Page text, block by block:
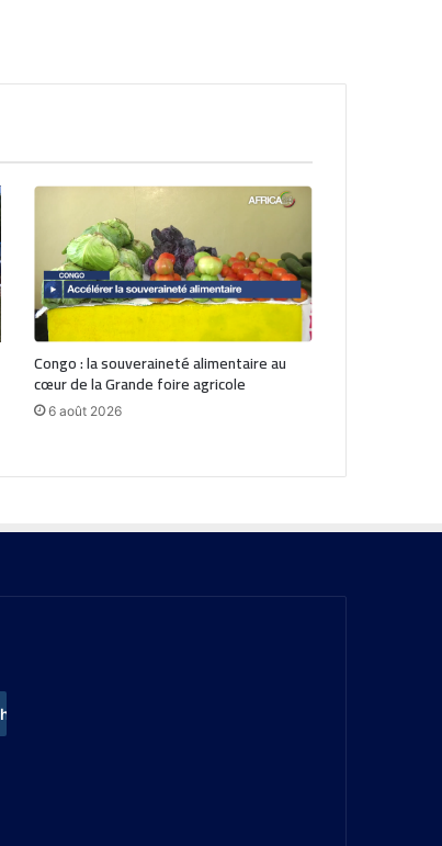
Congo : la souveraineté alimentaire au
cœur de la Grande foire agricole
6 août 2026